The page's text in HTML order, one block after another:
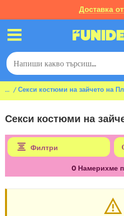
Доставка
... Секси костюми на зайчето на
Секси костюми на
Филтри
0 Намерихме